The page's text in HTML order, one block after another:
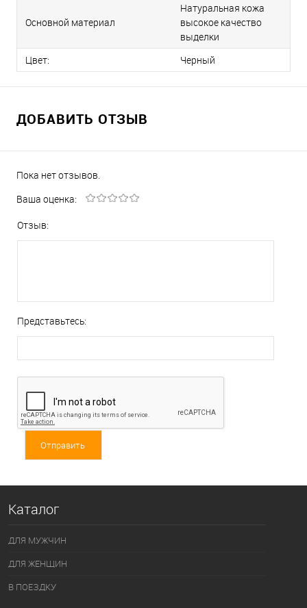
Основной материал
Натуральная кожа
высокое качество
выделки
Цвет:
Черный
ДОБАВИТЬ ОТЗЫВ
Пока нет отзывов.
Ваша оценка:
Отзыв:
Представьтесь:
Каталог
ДЛЯ МУЖЧИН
ДЛЯ ЖЕНЩИН
В ПОЕЗДКУ